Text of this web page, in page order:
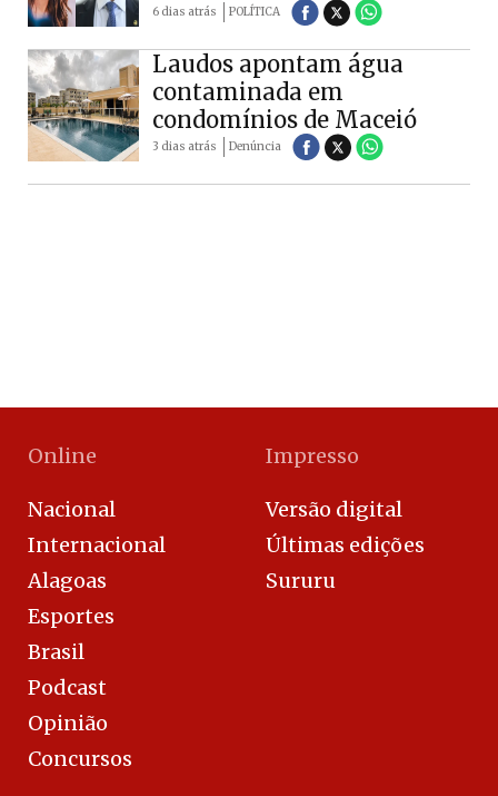
6 dias atrás POLÍTICA
Laudos apontam água
contaminada em
condomínios de Maceió
3 dias atrás Denúncia
Online
Nacional
Internacional
Alagoas
Esportes
Brasil
Podcast
Opinião
Concursos
Impresso
Versão digital
Últimas edições
Sururu